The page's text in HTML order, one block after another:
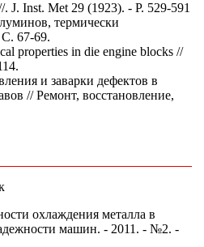
Inst. Met 29 (1923). - P. 529-591
термически
67-69.
properties in die engine blocks //
и заварки дефектов в
// Ремонт, восстановление,
охлаждения металла в
машин. - 2011. - №2. -